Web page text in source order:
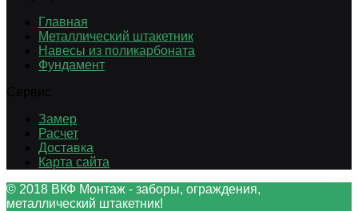
Главная
Металлический штакетник
Навесы из поликарбоната
Фундамент
Замер
Расчет
Доставка
Карта сайта
© 2018 ВКФ Монтаж - заборы, ограждения,
металлический штакетник!